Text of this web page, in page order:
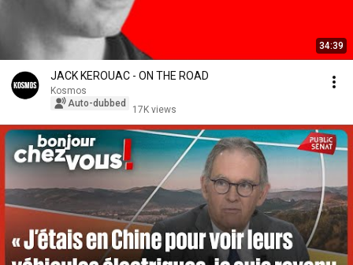
34:39
JACK KEROUAC - ON THE ROAD
Kosmos
Auto-dubbed
17K views